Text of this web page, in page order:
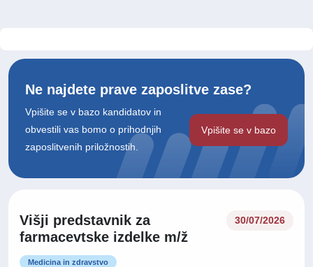
Ne najdete prave zaposlitve zase?
Vpišite se v bazo kandidatov in
obvestili vas bomo o prihodnjih
zaposlitvenih priložnostih.
Vpišite se v bazo
Višji predstavnik za
farmacevtske izdelke m/ž
30/07/2026
Medicina in zdravstvo